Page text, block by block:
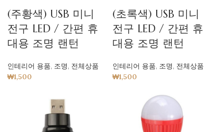
(주황색) USB 미니
전구 LED / 간편 휴
대용 조명 랜턴
인테리어 용품, 조명, 전체상품
₩1,500
(초록색) USB 미니
전구 LED / 간편 휴
대용 조명 랜턴
인테리어 용품, 조명, 전체상품
₩1,500